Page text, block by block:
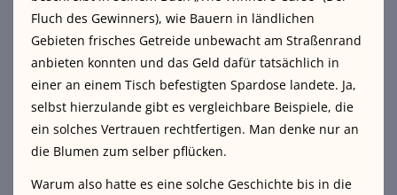
Fluch des Gewinners), wie Bauern in ländlichen
Gebieten frisches Getreide unbewacht am Straßenrand
anbieten konnten und das Geld dafür tatsächlich in
einer an einem Tisch befestigten Spardose landete. Ja,
selbst hierzulande gibt es vergleichbare Beispiele, die
ein solches Vertrauen rechtfertigen. Man denke nur an
die Blumen zum selber pflücken.
Warum also hatte es eine solche Geschichte bis in die